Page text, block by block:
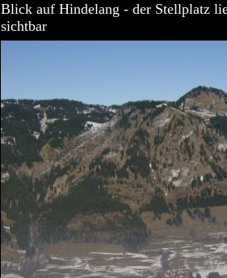
Blick auf Hindelang - der Stellplatz
sichtbar